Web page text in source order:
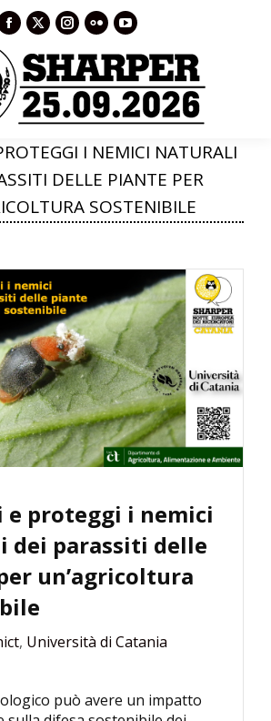
Facebook
opens
in
new
X
opens
in
new
Instagram
opens
in
new
Flickr
opens
in
new
YouTube
opens
in
new
I NEMICI NATURALI
DELLE PIANTE PER
SOSTENIBILE
e proteggi i nemici
dei parassiti delle
un’agricoltura
, Università di Catania
può avere un impatto